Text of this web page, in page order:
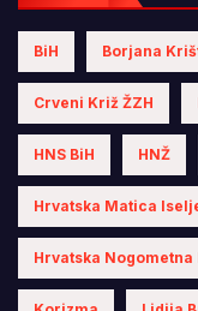
BiH Borjana
Crveni Križ ŽZH
HNS BiH HNŽ
Hrvatska Matica
Hrvatska